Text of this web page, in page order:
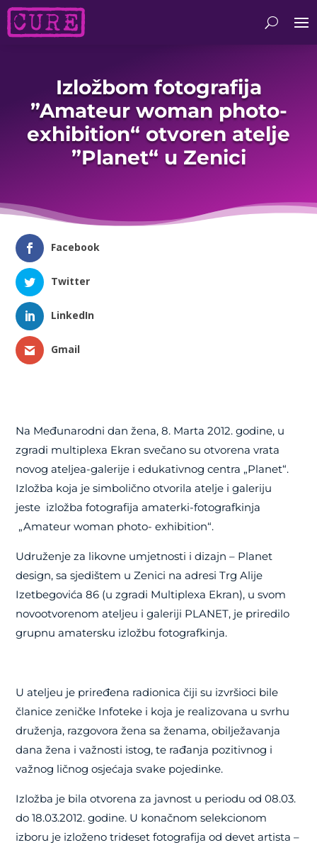
Izložbom fotografija
”Amateur woman photo-
exhibition“ otvoren atelje
”Planet“ u Zenici
Facebook
Twitter
LinkedIn
Gmail
Na Međunarodni dan žena, 8. Marta 2012. godine, u
zgradi multiplexa Ekran svečano su otvorena vrata
novog ateljea-galerije i edukativnog centra „Planet“.
Izložba koja je simbolično otvorila atelje i galeriju
jeste izložba fotografija amaterki-fotografkinja
„Amateur woman photo- exhibition“.
Udruženje za likovne umjetnosti i dizajn – Planet
design, sa sjedištem u Zenici na adresi Trg Alije
Izetbegovića 86 (u zgradi Multiplexa Ekran), u svom
novootvorenom ateljeu i galeriji PLANET, je priredilo
grupnu amatersku izložbu fotografkinja.
U ateljeu je priređena radionica čiji su izvršioci bile
članice zeničke Infoteke i koja je realizovana u svrhu
druženja, razgovora žena sa ženama, obilježavanja
dana žena i važnosti istog, te rađanja pozitivnog i
važnog ličnog osjećaja svake pojedinke.
Izložba je bila otvorena za javnost u periodu od 08.03.
do 18.03.2012. godine. U konačnom selekcionom
izboru je izloženo trideset fotografija od devet artista –